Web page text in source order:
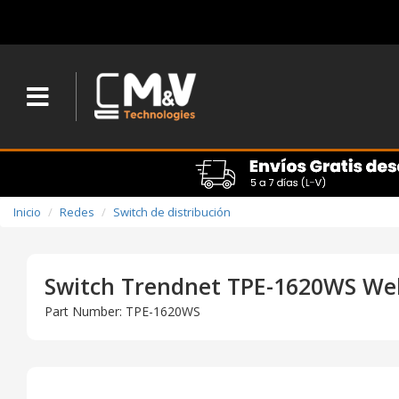
Inicio Redes Switch de distribución
Switch Trendnet TPE-1620WS
Part Number: TPE-1620WS